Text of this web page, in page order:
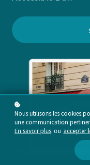
Nous utilisons les cookies
une communication
En savoir plus ou accepter